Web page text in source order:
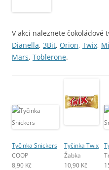
V akci naleznete čokoládové
Dianella, 3Bit, Orion, Twix,
Mars, Toblerone.
Tyčinka Snickers
COOP
8,90 Kč
Tyčinka Twix
Žabka
10,90 Kč